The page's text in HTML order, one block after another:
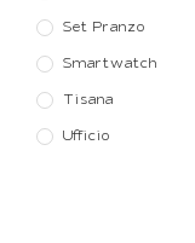
Set Pranzo
Smartwatch
Tisana
Ufficio